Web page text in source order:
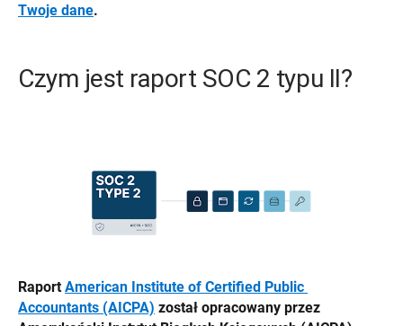
Twoje dane.
Czym jest raport SOC 2 typu II?
Raport American Institute of Certified Public
Accountants (AICPA) został opracowany przez